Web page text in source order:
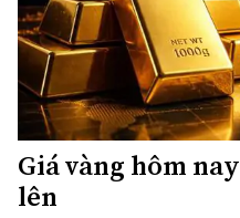
Giá vàng hôm
lên